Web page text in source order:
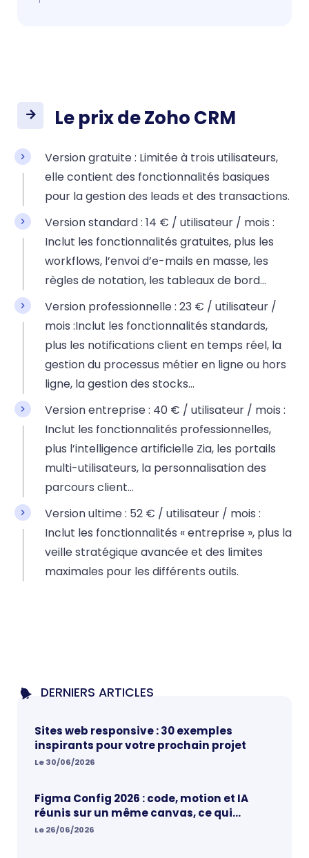
Le prix de Zoho CRM
Version gratuite : Limitée à trois utilisateurs,
elle contient des fonctionnalités basiques
pour la gestion des leads et des transactions.
Version standard : 14 € / utilisateur / mois :
Inclut les fonctionnalités gratuites, plus les
workflows, l’envoi d’e-mails en masse, les
règles de notation, les tableaux de bord…
Version professionnelle : 23 € / utilisateur /
mois :Inclut les fonctionnalités standards,
plus les notifications client en temps réel, la
gestion du processus métier en ligne ou hors
ligne, la gestion des stocks…
Version entreprise : 40 € / utilisateur / mois :
Inclut les fonctionnalités professionnelles,
plus l’intelligence artificielle Zia, les portails
multi-utilisateurs, la personnalisation des
parcours client…
Version ultime : 52 € / utilisateur / mois :
Inclut les fonctionnalités « entreprise », plus la
veille stratégique avancée et des limites
maximales pour les différents outils.
DERNIERS ARTICLES
Sites web responsive : 30 exemples
inspirants pour votre prochain projet
Le 30/06/2026
Figma Config 2026 : code, motion et IA
réunis sur un même canvas, ce qui
change vraiment pour les designers
Le 26/06/2026